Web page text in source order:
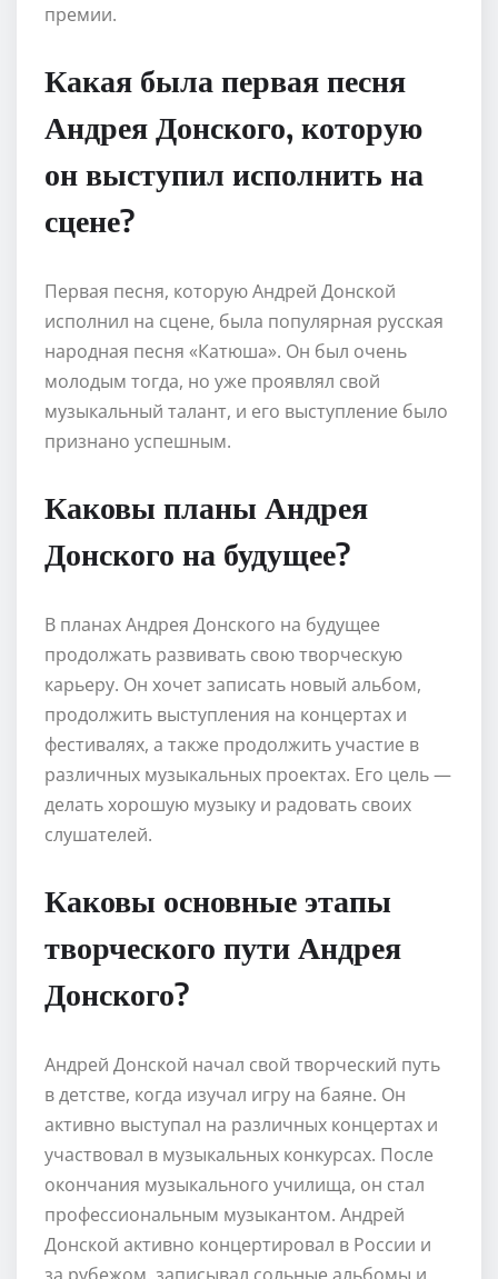
премии.
Какая была первая песня
Андрея Донского, которую
он выступил исполнить на
сцене?
Первая песня, которую Андрей Донской
исполнил на сцене, была популярная русская
народная песня «Катюша». Он был очень
молодым тогда, но уже проявлял свой
музыкальный талант, и его выступление было
признано успешным.
Каковы планы Андрея
Донского на будущее?
В планах Андрея Донского на будущее
продолжать развивать свою творческую
карьеру. Он хочет записать новый альбом,
продолжить выступления на концертах и
фестивалях, а также продолжить участие в
различных музыкальных проектах. Его цель —
делать хорошую музыку и радовать своих
слушателей.
Каковы основные этапы
творческого пути Андрея
Донского?
Андрей Донской начал свой творческий путь
в детстве, когда изучал игру на баяне. Он
активно выступал на различных концертах и
участвовал в музыкальных конкурсах. После
окончания музыкального училища, он стал
профессиональным музыкантом. Андрей
Донской активно концертировал в России и